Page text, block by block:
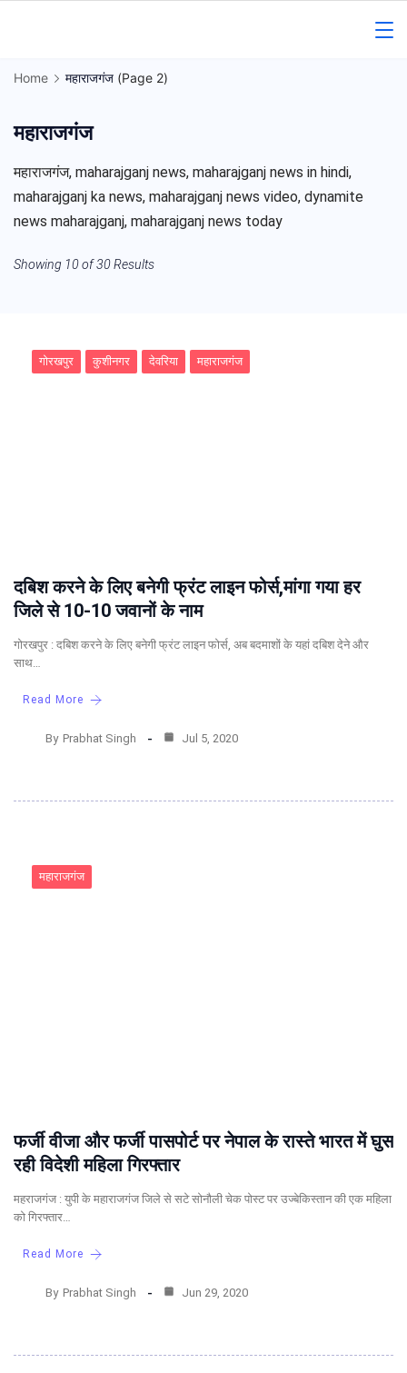
Regional
Home महाराजगंज (Page 2)
महाराजगंज
महाराजगंज, maharajganj news, maharajganj news in hindi,
maharajganj ka news, maharajganj news video, dynamite
news maharajganj, maharajganj news today
Showing 10 of 30 Results
गोरखपुर कुशीनगर देवरिया महाराजगंज
दबिश करने के लिए बनेगी फ्रंट लाइन फोर्स,मांगा गया हर
जिले से 10-10 जवानों के नाम
गोरखपुर : दबिश करने के लिए बनेगी फ्रंट लाइन फोर्स, अब बदमाशों के यहां दबिश देने और
साथ…
Read More
By Prabhat Singh Jul 5, 2020
महाराजगंज
फर्जी वीजा और फर्जी पासपोर्ट पर नेपाल के रास्ते भारत में घुस
रही विदेशी महिला गिरफ्तार
महराजगंज : युपी के महाराजगंज जिले से सटे सोनौली चेक पोस्ट पर उज्बेकिस्तान की एक महिला
को गिरफ्तार…
Read More
By Prabhat Singh Jun 29, 2020